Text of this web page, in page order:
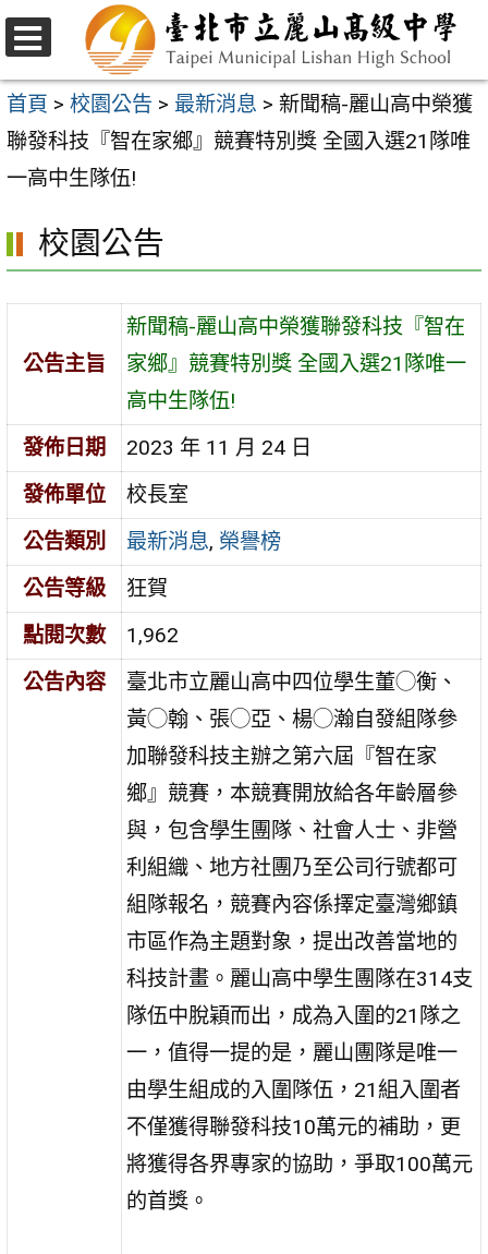
跳
至
主
要
區
選
單
首頁 > 校園公告 > 最新消息 > 新聞稿-麗山高中榮獲
聯發科技『智在家鄉』競賽特別獎 全國入選21隊唯
一高中生隊伍!
校園公告
公告主旨
新聞稿-麗山高中榮獲聯發科技『智在
家鄉』競賽特別獎 全國入選21隊唯一
高中生隊伍!
發佈日期
2023 年 11 月 24 日
發佈單位
校長室
公告類別
最新消息, 榮譽榜
公告等級
狂賀
點閱次數
1,962
公告內容
臺北市立麗山高中四位學生董◯衡、
黃◯翰、張◯亞、楊◯瀚自發組隊參
加聯發科技主辦之第六屆『智在家
鄉』競賽，本競賽開放給各年齡層參
與，包含學生團隊、社會人士、非營
利組織、地方社團乃至公司行號都可
組隊報名，競賽內容係擇定臺灣鄉鎮
市區作為主題對象，提出改善當地的
科技計畫。麗山高中學生團隊在314支
隊伍中脫穎而出，成為入圍的21隊之
一，值得一提的是，麗山團隊是唯一
由學生組成的入圍隊伍，21組入圍者
不僅獲得聯發科技10萬元的補助，更
將獲得各界專家的協助，爭取100萬元
的首獎。